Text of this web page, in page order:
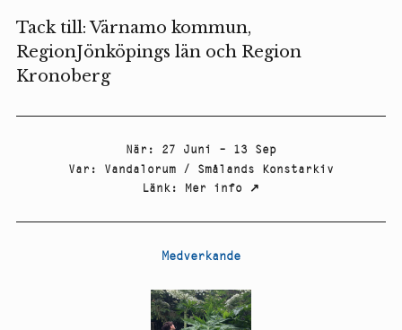
Tack till: Värnamo kommun,
RegionJönköpings län och Region
Kronoberg
När : 27 Juni – 13 Sep
Var : Vandalorum / Smålands Konstarkiv
Länk: Mer info ↗
Medverkande